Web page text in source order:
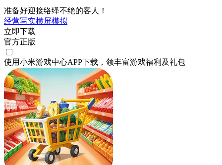
准备好迎接络绎不绝的客人！
经营写实横屏模拟
立即下载
官方正版
使用小米游戏中心APP下载 ，领丰富游戏福利 及礼包